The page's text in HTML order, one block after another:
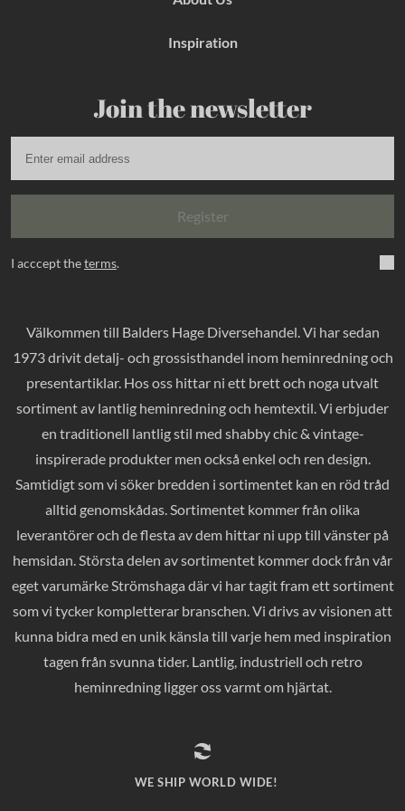
Inspiration
Join the newsletter
Register
I acccept theterms.
Välkommen till Balders Hage Diversehandel. Vi har sedan
1973 drivit detalj- och grossisthandel inom heminredning och
presentartiklar. Hos oss hittar ni ett brett och noga utvalt
sortiment av lantlig heminredning och hemtextil. Vi erbjuder
en traditionell lantlig stil med shabby chic & vintage-
inspirerade produkter men också enkel och ren design.
Samtidigt som vi söker bredden i sortimentet kan en röd tråd
alltid genomskådas. Sortimentet kommer från olika
leverantörer och de flesta av dem hittar ni upp till vänster på
hemsidan. Största delen av sortimentet kommer dock från vår
eget varumärke Strömshaga där vi har tagit fram ett sortiment
som vi tycker kompletterar branschen. Vi drivs av visionen att
kunna bidra med en unik känsla till varje hem med inspiration
tagen från svunna tider. Lantlig, industriell och retro
heminredning ligger oss varmt om hjärtat.
WE SHIP WORLD WIDE!